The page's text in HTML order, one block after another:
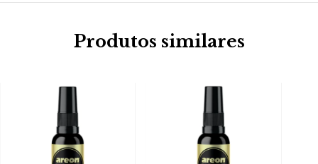
Produtos similares